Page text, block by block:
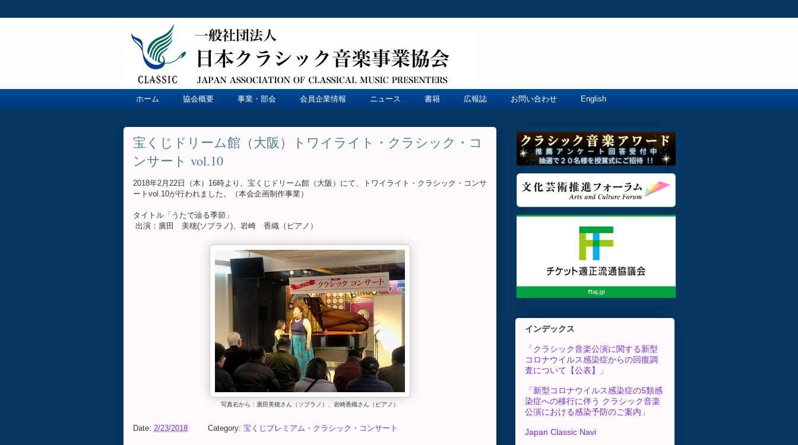
ホーム 協会概要 事業・部会 会員企業情報 ニュース 書籍 広報誌 お問い合わせ English
宝くじドリーム館（大阪）トワイライト・クラシック・コ
ンサート vol.10
2018年2月22日（木）16時より、宝くじドリーム館（大阪）にて、トワイライト・クラシック・コンサ
ートvol.10が行われました。（本会企画制作事業）
タイトル「うたで辿る季節」
出演：廣田 美穂(ソプラノ)、岩崎 香織（ピアノ）
写真右から：廣田美穂さん（ソプラノ）、岩崎香織さん（ピアノ）
Date: 2/23/2018 Category: 宝くじプレミアム・クラシック・コンサート
インデックス
「クラシック音楽公演に関する新型
コロナウイルス感染症からの回復調
査について【公表】」
「新型コロナウイルス感染症の5類感
染症への移行に伴う クラシック音楽
公演における感染予防のご案内」
Japan Classic Navi